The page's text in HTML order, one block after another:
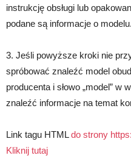
instrukcję obsługi lub
podane są informacje o modelu.
3. Jeśli powyższe kroki nie
spróbować znaleźć model
producenta i słowo „model” w
znaleźć informacje na temat
Link tagu HTMLdo strony
Kliknij tutaj